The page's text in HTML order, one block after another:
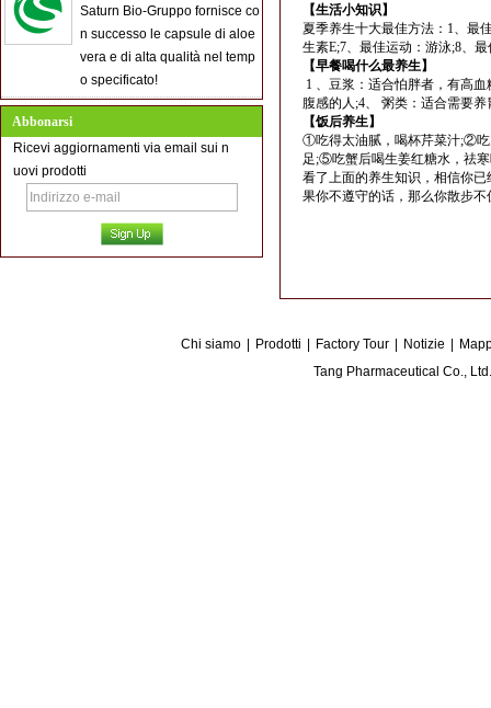
Saturn Bio-Gruppo fornisce co
n successo le capsule di aloe
vera e di alta qualità nel temp
o specificato!
Abbonarsi
Ricevi aggiornamenti via email sui n
uovi prodotti
【生活小知识】
夏季养生十大最佳方法：1、最
生素E;7、最佳运动：游泳;8、
【早餐喝什么最养生】
1 、豆浆：适合怕胖者，有高
腹感的人;4、 粥类：适合需要
【饭后养生】
①吃得太油腻，喝杯芹菜汁;②吃
足;⑤吃蟹后喝生姜红糖水，祛
看了上面的养生知识，相信你
果你不遵守的话，那么你散步
Chi siamo Prodotti Factory Tour Notizie
Tang Pharmaceutical Co.,